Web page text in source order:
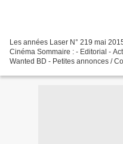
Les années Laser N° 219 mai
Cinéma Sommaire : - Editorial -
Wanted BD - Petites annonces /